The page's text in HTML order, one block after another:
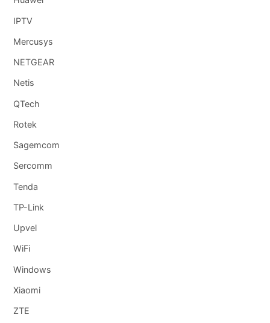
IPTV
Mercusys
NETGEAR
Netis
QTech
Rotek
Sagemcom
Sercomm
Tenda
TP-Link
Upvel
WiFi
Windows
Xiaomi
ZTE